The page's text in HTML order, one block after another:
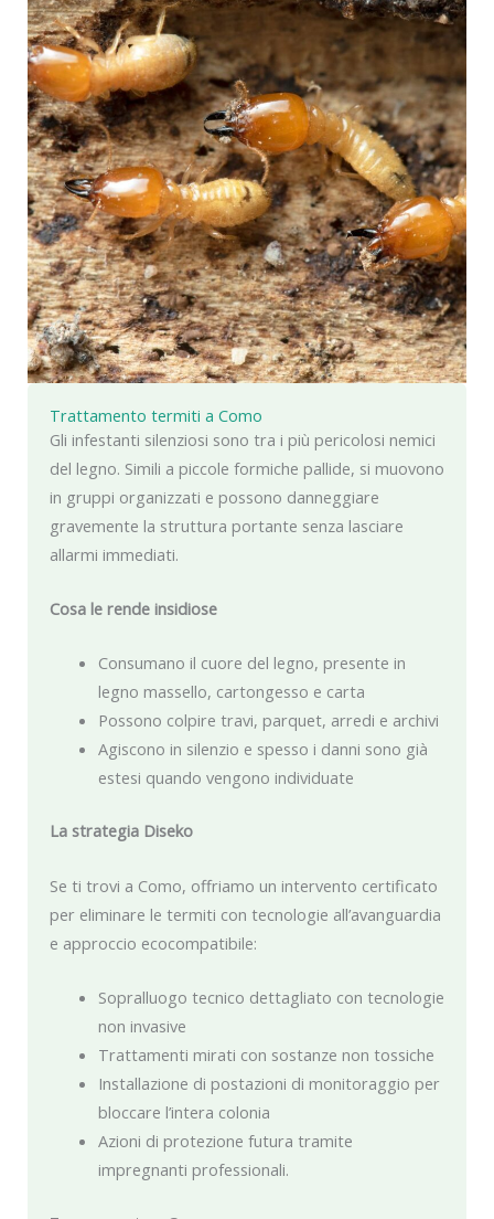
Trattamento termiti a Como
Gli infestanti silenziosi sono tra i più pericolosi nemici
del legno. Simili a piccole formiche pallide, si muovono
in gruppi organizzati e possono danneggiare
gravemente la struttura portante senza lasciare
allarmi immediati.
Cosa le rende insidiose
Consumano il cuore del legno, presente in
legno massello, cartongesso e carta
Possono colpire travi, parquet, arredi e archivi
Agiscono in silenzio e spesso i danni sono già
estesi quando vengono individuate
La strategia Diseko
Se ti trovi a Como, offriamo un intervento certificato
per eliminare le termiti con tecnologie all’avanguardia
e approccio ecocompatibile:
Sopralluogo tecnico dettagliato con tecnologie
non invasive
Trattamenti mirati con sostanze non tossiche
Installazione di postazioni di monitoraggio per
bloccare l’intera colonia
Azioni di protezione futura tramite
impregnanti professionali.